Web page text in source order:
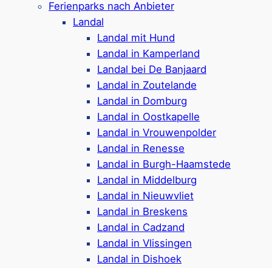
Ferienparks nach Anbieter
Landal
Landal mit Hund
Landal in Kamperland
Landal bei De Banjaard
Landal in Zoutelande
Landal in Domburg
Landal in Oostkapelle
Landal in Vrouwenpolder
Landal in Renesse
Landal in Burgh-Haamstede
Landal in Middelburg
Landal in Nieuwvliet
Landal in Breskens
Landal in Cadzand
Landal in Vlissingen
Landal in Dishoek
sich entspannen, während die Kinder sicher
spielen und Neues entdecken.
Entdecken Sie beliebte
Ferienparks für Kinder:
Beach Resort Nieuwvliet-Bad
Ferienpark inNieuwvliet-Bad
Ferienhäuser & Tiny Houses für 2-16
Personen
Hunde sind in ausgewählten Ferienhäusern